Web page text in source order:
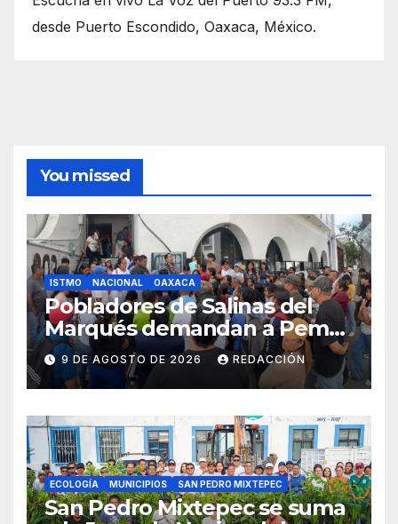
desde Puerto Escondido, Oaxaca, México.
You missed
ISTMO NACIONAL OAXACA
Pobladores de Salinas del
Marqués demandan a Pemex
por derrames de petróleo en
Salina Cruz
9 DE AGOSTO DE 2026 REDACCIÓN
ECOLOGÍA MUNICIPIOS SAN PEDRO MIXTEPEC
San Pedro Mixtepec se suma